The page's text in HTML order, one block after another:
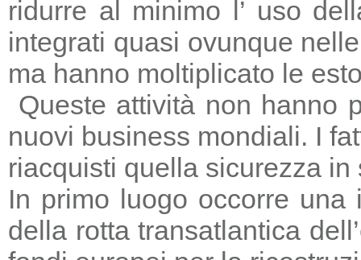
ridurre al minimo l’ uso
integrati quasi ovunque
ma hanno moltiplicato le
Queste attività non hanno
nuovi business mondiali. I
riacquisti quella sicurezza
In primo luogo occorre
della rotta transatlantica